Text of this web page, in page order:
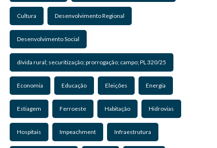
Cultura Desenvolvimento Regional
Desenvolvimento Social
dívida rural; securitização; prorrogação; campo; PL 320/25
Economia Educação Eleições Energia
Estiagem Ferroeste Habitação Hidrovias
Hospitais Impeachment Infraestrutura